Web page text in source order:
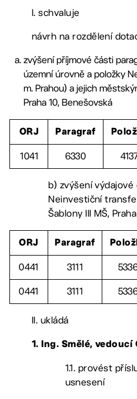
I. schvaluje
návrh na rozdělení
zvýšení příjmové části
územní úrovně a položky
m. Prahou) a jejich
Praha 10, Benešovská
ORJ Paragraf
1041 6330
b) zvýšení
Neinvestiční
Šablony III MŠ,
ORJ Paragraf
0441 3111
0441 3111
II. ukládá
1. Ing. Smělé, vedoucí
1.1. provést
usnesení